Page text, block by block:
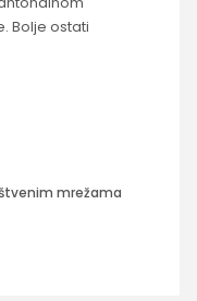
Bolje ostati
mrežama